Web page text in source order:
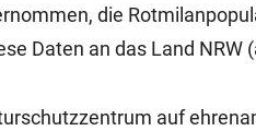
die
Daten an das Land
auf